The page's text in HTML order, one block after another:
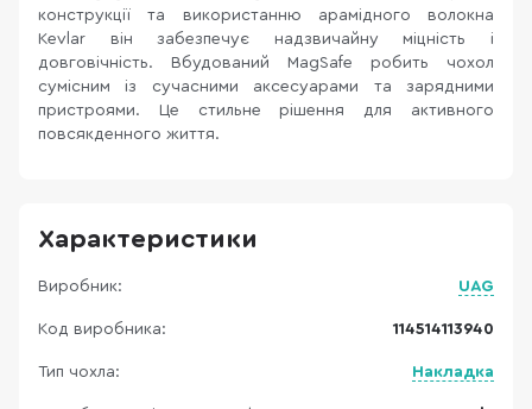
конструкції та використанню арамідного волокна
Kevlar він забезпечує надзвичайну міцність і
довговічність. Вбудований MagSafe робить чохол
сумісним із сучасними аксесуарами та зарядними
пристроями. Це стильне рішення для активного
повсякденного життя.
Характеристики
Виробник: UAG
Код виробника: 114514113940
Тип чохла: Накладка